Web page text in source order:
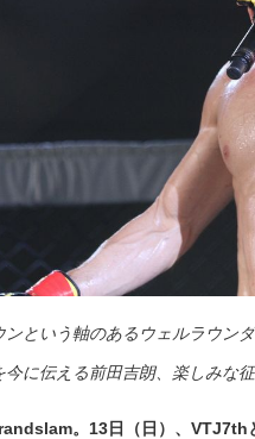
ンという軸のあるウェルラウン
今に伝える前田吉朗、楽しみな
。13日（日）、VTJ7th